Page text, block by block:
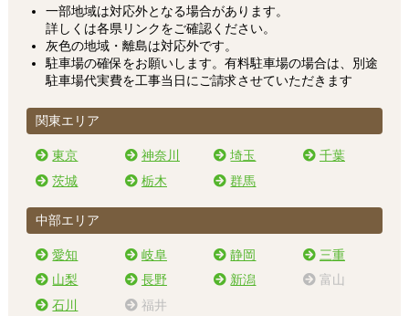
一部地域は対応外となる場合があります。
詳しくは各県リンクをご確認ください。
灰色の地域・離島は対応外です。
駐車場の確保をお願いします。有料駐車場の場合は、別途
駐車場代実費を工事当日にご請求させていただきます
関東エリア
東京 神奈川 埼玉
千葉
茨城
栃木 群馬
中部エリア
愛知 岐阜 静岡
三重
山梨
長野 新潟
富山
石川
福井